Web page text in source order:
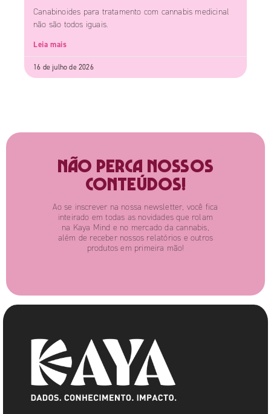
Canabinoides para tratamento com cannabis medicinal
não são todos iguais.
Leia mais
16 de julho de 2026
Não perca nossos
conteúdos!
Ao se inscrever na nossa newsletter, você fica
inteirado em todas as novidades que rolam
na Kaya Mind e no mercado da cannabis,
além de receber nossos relatórios e outros
produtos em primeira mão!